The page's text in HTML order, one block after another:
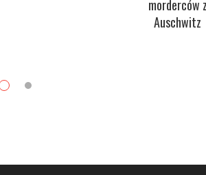
morderców z
Auschwitz